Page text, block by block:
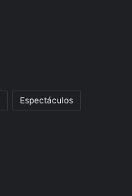
Espectáculos